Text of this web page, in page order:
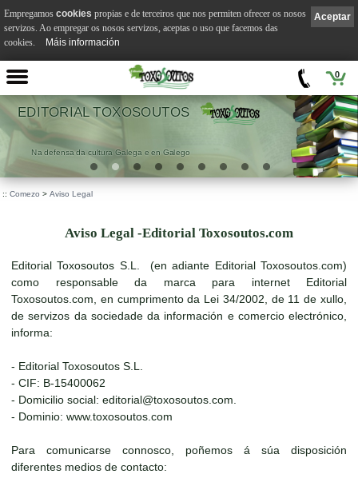
0
EDITORIAL TOXOSOUTOS
Na defensa da cultura Galega e en Galego
:: Comezo > Aviso Legal
Aviso Legal -Editorial Toxosoutos.com
Editorial Toxosoutos S.L. (en adiante Editorial Toxosoutos.com)
como responsable da marca para internet Editorial
Toxosoutos.com, en cumprimento da Lei 34/2002, de 11 de xullo,
de servizos da sociedade da información e comercio electrónico,
informa:
- Editorial Toxosoutos S.L.
- CIF: B-15400062
- Domicilio social: editorial@toxosoutos.com.
- Dominio: www.toxosoutos.com
Para comunicarse connosco, poñemos á súa disposición
diferentes medios de contacto:
Aceptar
Empregamos cookies propias e de terceiros que nos permiten ofrecer os nosos
servizos. Ao empregar os nosos servizos, aceptas o uso que facemos das
cookies.
Máis información